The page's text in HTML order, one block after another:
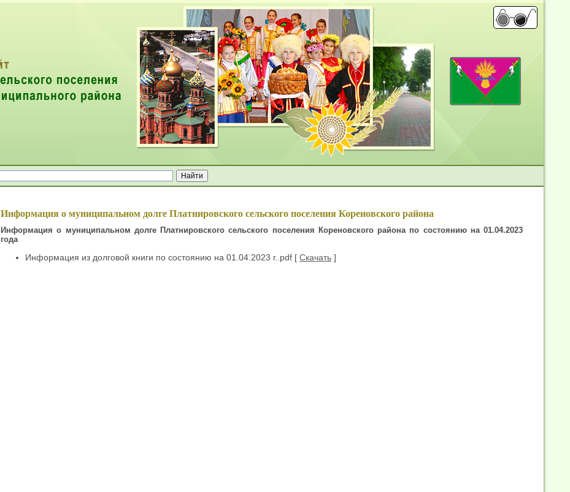
Информация о муниципальном долге Платнировского сельского поселения Кореновского района
Информация о муниципальном долге Платнировского сельского поселения Кореновского района по состоянию на 01.04.2023
года
Информация из долговой книги по состоянию на 01.04.2023 г..pdf [ Скачать ]